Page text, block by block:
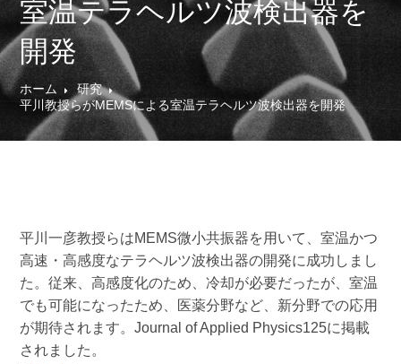
室温テラヘルツ波検出器を
開発
ホーム
研究
平川教授らがMEMSによる室温テラヘルツ波検出器を開発
平川一彦教授らはMEMS微小共振器を用いて、室温かつ
高速・高感度なテラヘルツ波検出器の開発に成功しまし
た。従来、高感度化のため、冷却が必要だったが、室温
でも可能になったため、医薬分野など、新分野での応用
が期待されます。Journal of Applied Physics125に掲載
されました。